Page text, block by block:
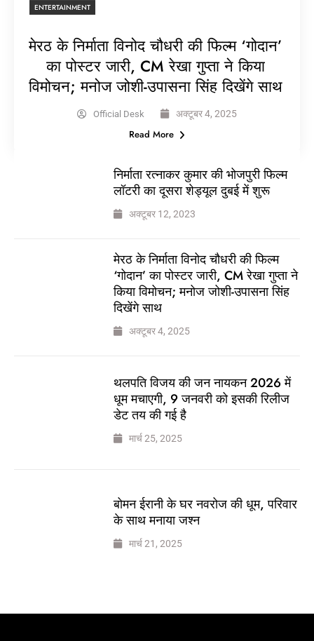
ENTERTAINMENT
मेरठ के निर्माता विनोद चौधरी की फिल्म ‘गोदान’
का पोस्टर जारी, CM रेखा गुप्ता ने किया
विमोचन; मनोज जोशी-उपासना सिंह दिखेंगे साथ
Official Desk अक्टूबर 4, 2025
Read More
निर्माता रत्नाकर कुमार की भोजपुरी फिल्म
लॉटरी का दूसरा शेड्यूल दुबई में शुरू
अक्टूबर 12, 2023
मेरठ के निर्माता विनोद चौधरी की फिल्म
‘गोदान’ का पोस्टर जारी, CM रेखा गुप्ता ने
किया विमोचन; मनोज जोशी-उपासना सिंह
दिखेंगे साथ
अक्टूबर 4, 2025
थलपति विजय की जन नायकन 2026 में
धूम मचाएगी, 9 जनवरी को इसकी रिलीज
डेट तय की गई है
मार्च 25, 2025
बोमन ईरानी के घर नवरोज की धूम, परिवार
के साथ मनाया जश्न
मार्च 21, 2025